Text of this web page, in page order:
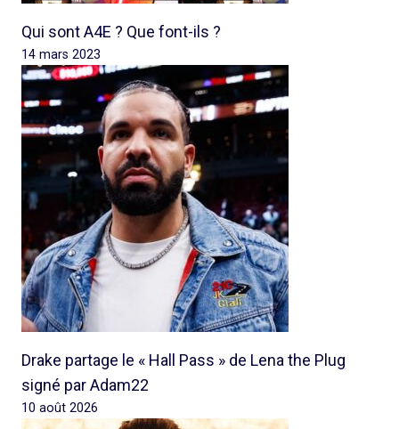
Qui sont A4E ? Que font-ils ?
14 mars 2023
Drake partage le « Hall Pass » de Lena the Plug
signé par Adam22
10 août 2026